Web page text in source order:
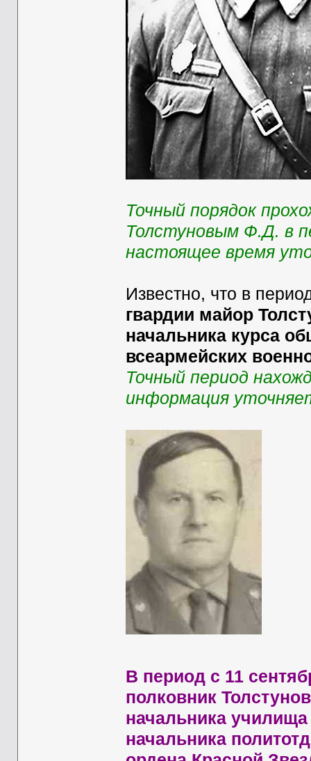
Точный порядок
Толстуновым Ф.Д. в
настоящее время
Известно, что в
гвардии майор
начальника курса
всеармейских
Точный период
информация
В период с 11
полковник
начальника училища
начальника